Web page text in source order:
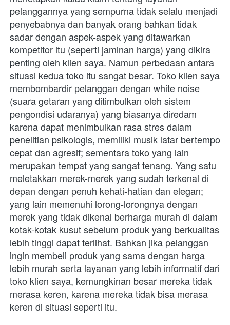
pelanggannya yang sempurna tidak selalu menjadi
penyebabnya dan banyak orang bahkan tidak
sadar dengan aspek-aspek yang ditawarkan
kompetitor itu (seperti jaminan harga) yang dikira
penting oleh klien saya. Namun perbedaan antara
situasi kedua toko itu sangat besar. Toko klien saya
membombardir pelanggan dengan white noise
(suara getaran yang ditimbulkan oleh sistem
pengondisi udaranya) yang biasanya diredam
karena dapat menimbulkan rasa stres dalam
penelitian psikologis, memiliki musik latar bertempo
cepat dan agresif; sementara toko yang lain
merupakan tempat yang sangat tenang. Yang satu
meletakkan merek-merek yang sudah terkenal di
depan dengan penuh kehati-hatian dan elegan;
yang lain memenuhi lorong-lorongnya dengan
merek yang tidak dikenal berharga murah di dalam
kotak-kotak kusut sebelum produk yang berkualitas
lebih tinggi dapat terlihat. Bahkan jika pelanggan
ingin membeli produk yang sama dengan harga
lebih murah serta layanan yang lebih informatif dari
toko klien saya, kemungkinan besar mereka tidak
merasa keren, karena mereka tidak bisa merasa
keren di situasi seperti itu.